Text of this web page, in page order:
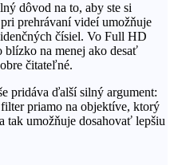
dôvod na to, aby ste si
prehrávaní videí umožňuje
čísiel. Vo Full HD
na menej ako desať
čitateľné.
pridáva ďalší silný argument:
priamo na objektíve, ktorý
tak umožňuje dosahovať lepšiu